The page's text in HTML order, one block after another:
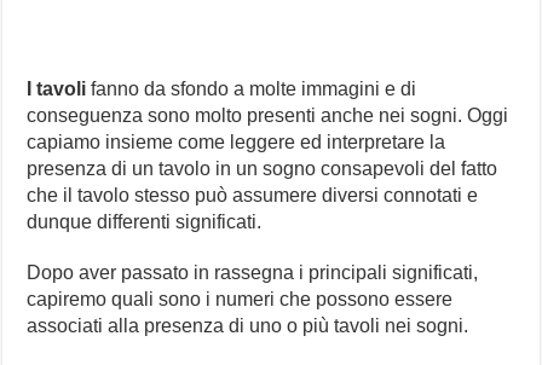
I tavoli fanno da sfondo a molte immagini e di
conseguenza sono molto presenti anche nei sogni. Oggi
capiamo insieme come leggere ed interpretare la
presenza di un tavolo in un sogno consapevoli del fatto
che il tavolo stesso può assumere diversi connotati e
dunque differenti significati.
Dopo aver passato in rassegna i principali significati,
capiremo quali sono i numeri che possono essere
associati alla presenza di uno o più tavoli nei sogni.